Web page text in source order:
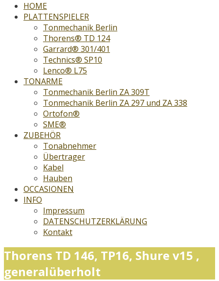
HOME
PLATTENSPIELER
Tonmechanik Berlin
Thorens® TD 124
Garrard® 301/401
Technics® SP10
Lenco® L75
TONARME
Tonmechanik Berlin ZA 309T
Tonmechanik Berlin ZA 297 und ZA 338
Ortofon®
SME®
ZUBEHÖR
Tonabnehmer
Übertrager
Kabel
Hauben
OCCASIONEN
INFO
Impressum
DATENSCHUTZERKLÄRUNG
Kontakt
Thorens TD 146, TP16, Shure v15 ,
generalüberholt